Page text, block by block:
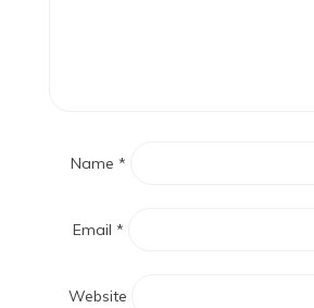
Name *
Email *
Website